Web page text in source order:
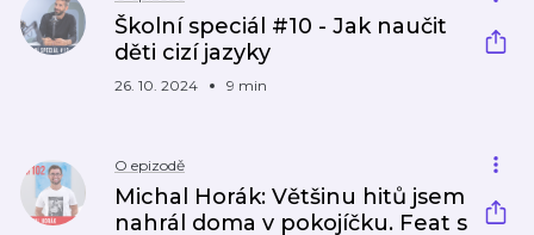
Školní speciál #10 - Jak naučit
děti cizí jazyky
26. 10. 2024 9 min
O epizodě
Michal Horák: Většinu hitů jsem
nahrál doma v pokojíčku. Feat s